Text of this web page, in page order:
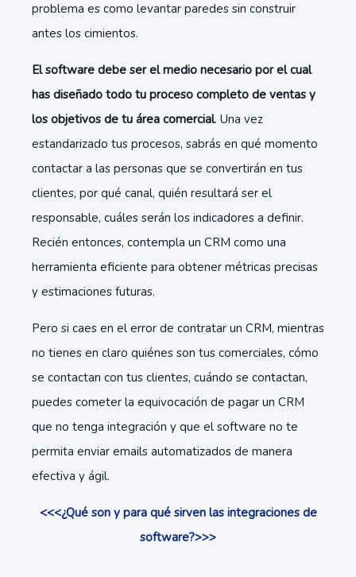
problema es como levantar paredes sin construir
antes los cimientos.
El software debe ser el medio necesario por el cual
has diseñado todo tu proceso completo de ventas y
los objetivos de tu área comercial. Una vez
estandarizado tus procesos, sabrás en qué momento
contactar a las personas que se convertirán en tus
clientes, por qué canal, quién resultará ser el
responsable, cuáles serán los indicadores a definir.
Recién entonces, contempla un CRM como una
herramienta eficiente para obtener métricas precisas
y estimaciones futuras.
Pero si caes en el error de contratar un CRM, mientras
no tienes en claro quiénes son tus comerciales, cómo
se contactan con tus clientes, cuándo se contactan,
puedes cometer la equivocación de pagar un CRM
que no tenga integración y que el software no te
permita enviar emails automatizados de manera
efectiva y ágil.
<<<¿Qué son y para qué sirven las integraciones de
software?>>>